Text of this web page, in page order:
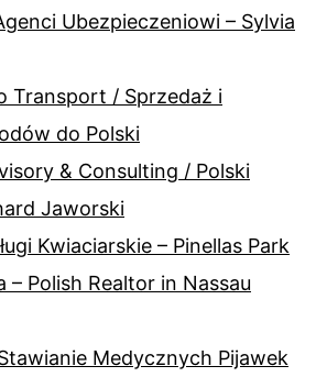
Ubezpieczeniowi – Sylvia
Transport / Sprzedaż i
do Polski
& Consulting / Polski
Jaworski
Kwiaciarskie – Pinellas Park
– Polish Realtor in Nassau
Medycznych Pijawek